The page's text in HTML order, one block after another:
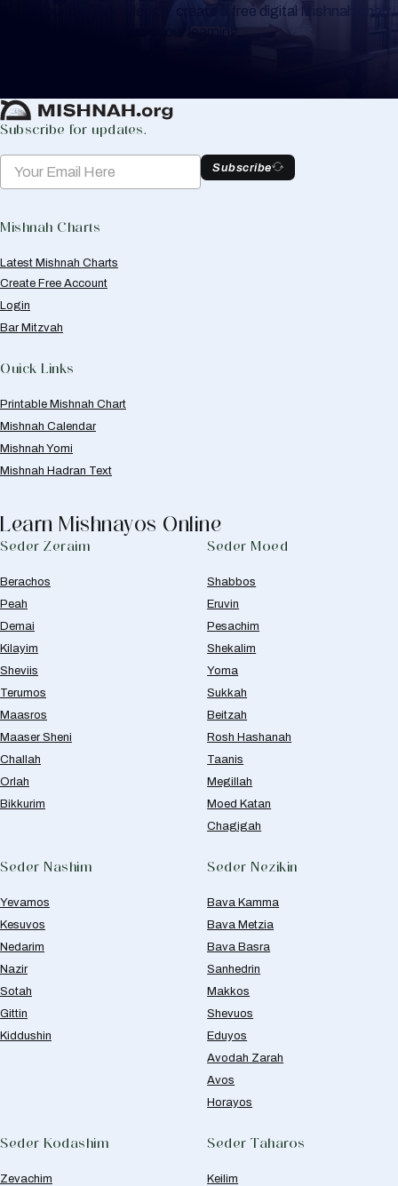
or for your own knowledge, create a free digital Mishnah chart
to help you keep track of your learning.
Subscribe for updates.
Subscribe
Mishnah Charts
Latest Mishnah Charts
Create Free Account
Login
Bar Mitzvah
Quick Links
Printable Mishnah Chart
Mishnah Calendar
Mishnah Yomi
Mishnah Hadran Text
Learn Mishnayos Online
Seder Zeraim
Berachos
Peah
Demai
Kilayim
Sheviis
Terumos
Maasros
Maaser Sheni
Challah
Orlah
Bikkurim
Seder Moed
Shabbos
Eruvin
Pesachim
Shekalim
Yoma
Sukkah
Beitzah
Rosh Hashanah
Taanis
Megillah
Moed Katan
Chagigah
Seder Nashim
Yevamos
Kesuvos
Nedarim
Nazir
Sotah
Gittin
Kiddushin
Seder Nezikin
Bava Kamma
Bava Metzia
Bava Basra
Sanhedrin
Makkos
Shevuos
Eduyos
Avodah Zarah
Avos
Horayos
Seder Kodashim
Zevachim
Seder Taharos
Keilim